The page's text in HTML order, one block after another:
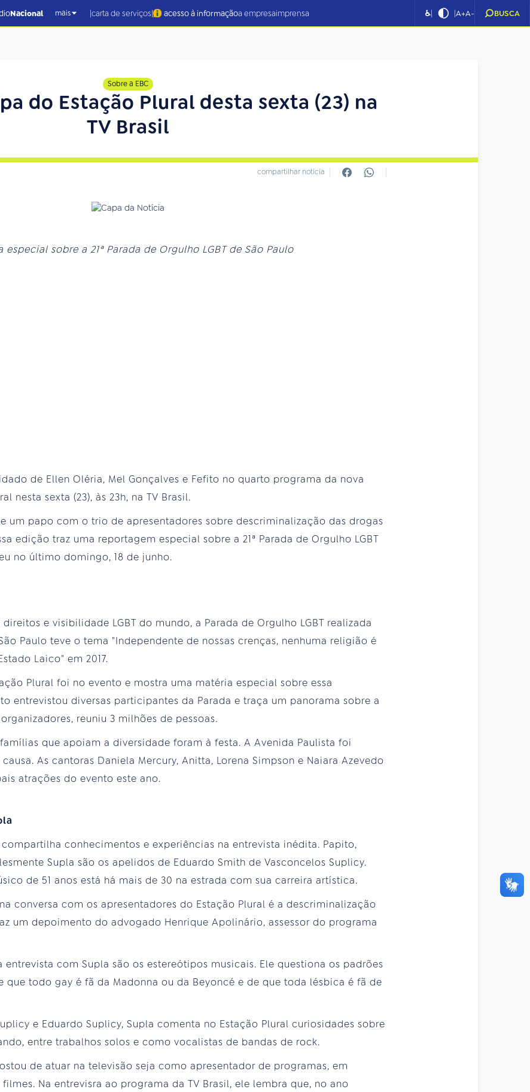
Nacional mais |carta de serviços| acesso à informaçãoa empresaimprensa ♿| |A+A- BUSCA
Sobre a EBC
do Estação Plural desta sexta (23) na
TV Brasil
compartilhar notícia
sobre a 21ª Parada de Orgulho LGBT de São Paulo
de Ellen Oléria, Mel Gonçalves e Fefito no quarto programa da nova
nesta sexta (23), às 23h, na TV Brasil.
um papo com o trio de apresentadores sobre descriminalização das drogas
edição traz uma reportagem especial sobre a 21ª Parada de Orgulho LGBT
no último domingo, 18 de junho.
e visibilidade LGBT do mundo, a Parada de Orgulho LGBT realizada
Paulo teve o tema "Independente de nossas crenças, nenhuma religião é
Laico" em 2017.
Plural foi no evento e mostra uma matéria especial sobre essa
entrevistou diversas participantes da Parada e traça um panorama sobre a
reuniu 3 milhões de pessoas.
que apoiam a diversidade foram à festa. A Avenida Paulista foi
As cantoras Daniela Mercury, Anitta, Lorena Simpson e Naiara Azevedo
atrações do evento este ano.
conhecimentos e experiências na entrevista inédita. Papito,
Supla são os apelidos de Eduardo Smith de Vasconcelos Suplicy.
de 51 anos está há mais de 30 na estrada com sua carreira artística.
conversa com os apresentadores do Estação Plural é a descriminalização
um depoimento do advogado Henrique Apolinário, assessor do programa
entrevista com Supla são os estereótipos musicais. Ele questiona os padrões
que todo gay é fã da Madonna ou da Beyoncé e de que toda lésbica é fã de
e Eduardo Suplicy, Supla comenta no Estação Plural curiosidades sobre
entre trabalhos solos e como vocalistas de bandas de rock.
de atuar na televisão seja como apresentador de programas, em
Na entrevisra ao programa da TV Brasil, ele lembra que, no ano